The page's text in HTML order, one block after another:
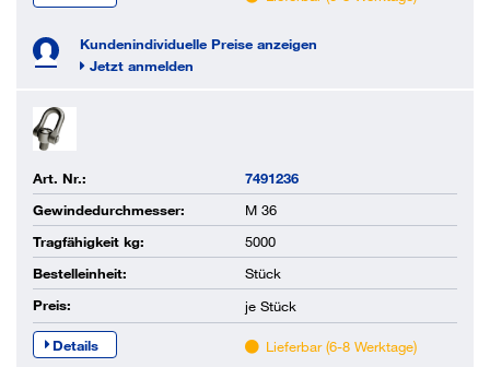
Kundenindividuelle Preise anzeigen
Jetzt anmelden
Art. Nr.:
7491236
Gewindedurchmesser:
M 36
Tragfähigkeit kg:
5000
Bestelleinheit:
Stück
Preis:
je Stück
Details Lieferbar (6-8 Werktage)